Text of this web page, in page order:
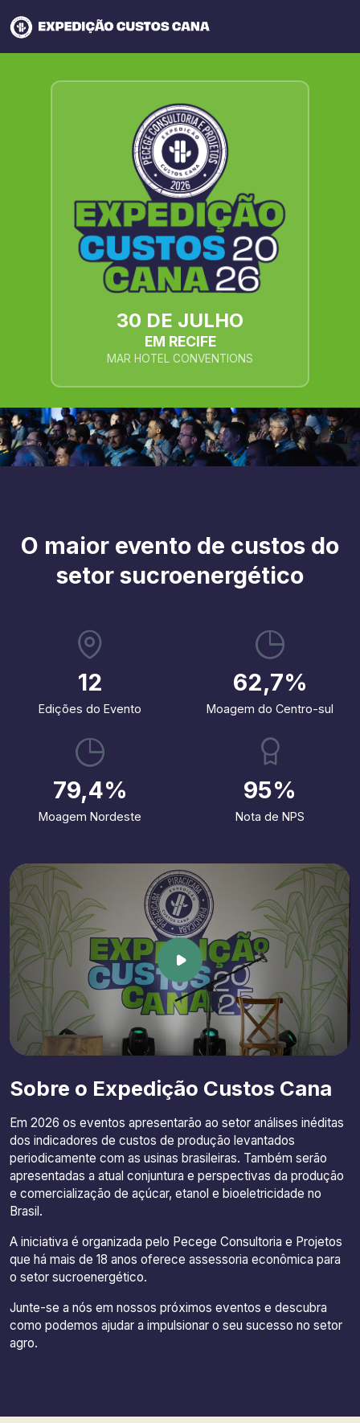
30 DE JULHO
EM RECIFE
MAR HOTEL CONVENTIONS
O maior evento de custos do
setor sucroenergético
12
Edições do Evento
62,7%
Moagem do Centro-sul
79,4%
Moagem Nordeste
95%
Nota de NPS
Sobre o Expedição Custos Cana
Em 2026 os eventos apresentarão ao setor análises inéditas
dos indicadores de custos de produção levantados
periodicamente com as usinas brasileiras. Também serão
apresentadas a atual conjuntura e perspectivas da produção
e comercialização de açúcar, etanol e bioeletricidade no
Brasil.
A iniciativa é organizada pelo Pecege Consultoria e Projetos
que há mais de 18 anos oferece assessoria econômica para
o setor sucroenergético.
Junte-se a nós em nossos próximos eventos e descubra
como podemos ajudar a impulsionar o seu sucesso no setor
agro.